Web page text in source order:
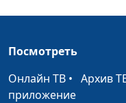
тревожит будущее?
семья разрушена?
Посмотреть
Онлайн ТВ • Архив
приложение